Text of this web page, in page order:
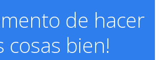
de hacer
cosas bien!